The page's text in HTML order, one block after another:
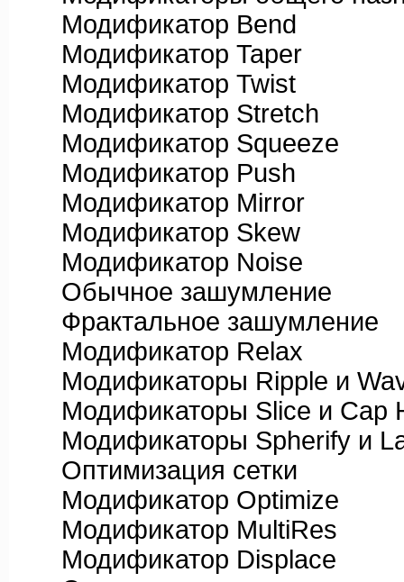
Модификатор Bend
Модификатор Taper
Модификатор Twist
Модификатор Stretch
Модификатор Squeeze
Модификатор Push
Модификатор Mirror
Модификатор Skew
Модификатор Noise
Обычное зашумление
Фрактальное зашумление
Модификатор Relax
Модификаторы Ripple и
Модификаторы Slice и Cap
Модификаторы Spherify и
Оптимизация сетки
Модификатор Optimize
Модификатор MultiRes
Модификатор Displace